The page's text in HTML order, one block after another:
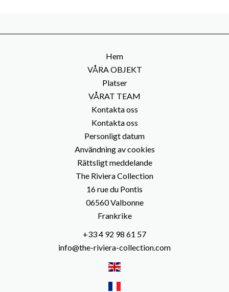
Hem
VÅRA OBJEKT
Platser
VÅRAT TEAM
Kontakta oss
Kontakta oss
Personligt datum
Användning av cookies
Rättsligt meddelande
The Riviera Collection
16 rue du Pontis
06560Valbonne
Frankrike
+33 4 92 98 61 57
info@the-riviera-collection.com